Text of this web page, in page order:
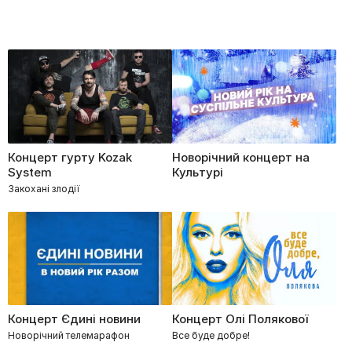
Концерт гурту Kozak
System
Закохані злодії
Новорічний концерт на
Культурі
Концерт Єдині новини
Новорічний телемарафон
Концерт Олі Полякової
Все буде добре!